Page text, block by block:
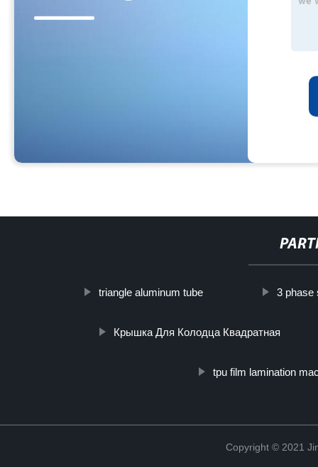
triangle aluminum tube 3 phase
Крышка Для Колодца Квадратная
tpu film lamination
Copyright © 2021